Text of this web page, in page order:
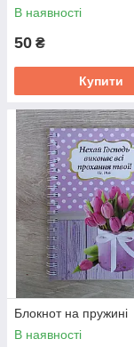
В наявності
50 ₴
Купити
Блокнот на пружині
В наявності